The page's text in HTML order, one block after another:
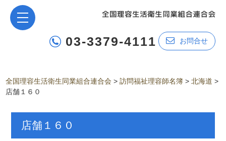
03-3379-4111 お問合せ
全国理容生活衛生同業組合連合会 >訪問福祉理容師名簿 >北海道 >
店舗１６０
店舗１６０